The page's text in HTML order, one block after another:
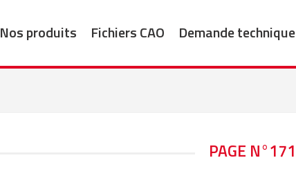
Nos produits Fichiers CAO Demande technique
PAGE N°171